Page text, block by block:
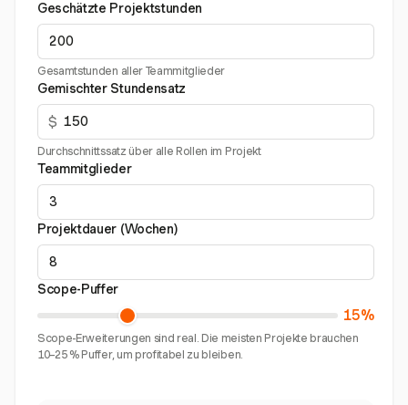
Geschätzte Projektstunden
Gesamtstunden aller Teammitglieder
Gemischter Stundensatz
$
Durchschnittssatz über alle Rollen im Projekt
Teammitglieder
Projektdauer (Wochen)
Scope-Puffer
15%
Scope-Erweiterungen sind real. Die meisten Projekte brauchen
10–25 % Puffer, um profitabel zu bleiben.